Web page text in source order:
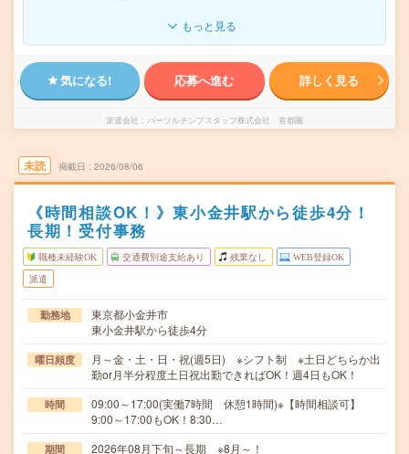
もっと見る
気になる! 応募へ進む 詳しく見る
派遣会社 パーソルテンプスタッフ株式会社 首都圏
未読 掲載日 2026/08/06
《時間相談OK！》東小金井駅から徒歩4分！
長期！受付事務
職種未経験OK 交通費別途支給あり 残業なし WEB登録OK
派遣
勤務地
東京都小金井市
東小金井駅から徒歩4分
曜日頻度
月～金・土・日・祝(週5日) ※シフト制 ※土日どちらか出
勤or月半分程度土日祝出勤できればOK！週4日もOK！
時間
09:00～17:00(実働7時間 休憩1時間)※【時間相談可】
9:00～17:00もOK！8:30…
期間 2026年08月下旬～長期 ※8月～！